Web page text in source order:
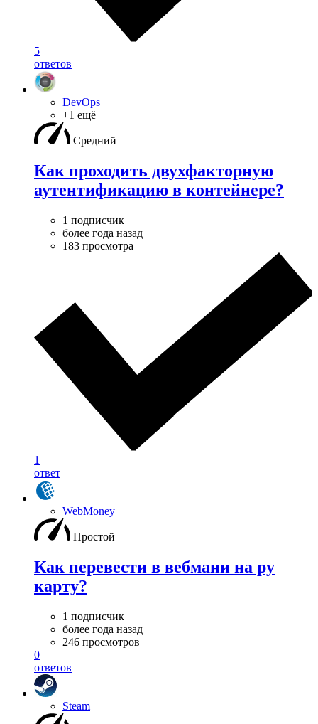
5
ответов
DevOps
+1 ещё
Средний
Как проходить двухфакторную
аутентификацию в контейнере?
1 подписчик
более года назад
183 просмотра
1
ответ
WebMoney
Простой
Как перевести в вебмани на ру
карту?
1 подписчик
более года назад
246 просмотров
0
ответов
Steam